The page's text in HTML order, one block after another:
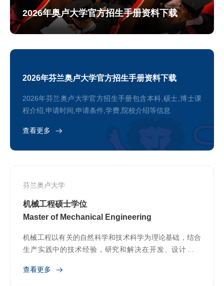
2026年奥卢大学官方招生手册资料下载
2026年芬兰奥卢大学官方招生手册资料下载
2026年芬兰奥卢大学官方招生手册包含本科,硕士,博士课
程介绍,申请时间,申请条件,学费,院校介绍等信息
查看更多
芬兰奥卢大学
机械工程硕士学位
Master of Mechanical Engineering
机械工程以有关的自然科学和技术科学为理论基础，结合
生产实践中的技术经验，研究和解决在开发、设计、制
查看更多